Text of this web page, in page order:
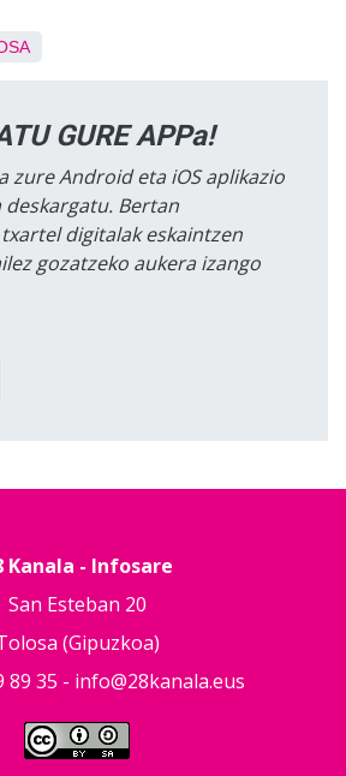
GURE APPa!
zure Android eta iOS aplikazio
Bertan
digitalak eskaintzen
gozatzeko aukera izango
Kanala - Infosare
San Esteban 20
(Gipuzkoa)
89 35 - info@28kanala.eus